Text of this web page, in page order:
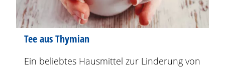
Tee aus Thymian
Ein beliebtes Hausmittel zur Linderung von